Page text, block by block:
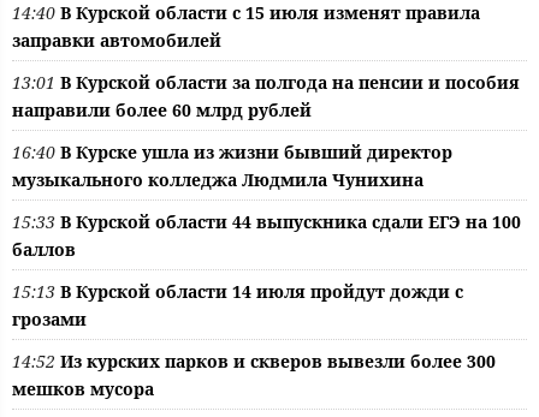
14:40 В Курской области с 15 июля изменят правила
заправки автомобилей
13:01 В Курской области за полгода на пенсии и пособия
направили более 60 млрд рублей
16:40 В Курске ушла из жизни бывший директор
музыкального колледжа Людмила Чунихина
15:33 В Курской области 44 выпускника сдали ЕГЭ на 100
баллов
15:13 В Курской области 14 июля пройдут дожди с
грозами
14:52 Из курских парков и скверов вывезли более 300
мешков мусора